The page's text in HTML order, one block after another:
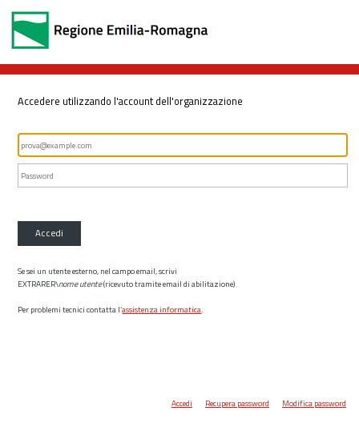
Accedere utilizzando l'account dell'organizzazione
Accedi
Se sei un utente esterno, nel campo email, scrivi
EXTRARER\nome utente(ricevuto tramite email di abilitazione)
Per problemi tecnici contatta l’assistenza informatica.
Accedi Recupera password Modifica password